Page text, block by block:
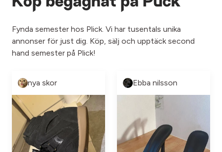
Fynda semester hos Plick. Vi har tusentals unika
annonser för just dig. Köp, sälj och upptäck second
hand semester på Plick!
nya skor Ebba nilsson